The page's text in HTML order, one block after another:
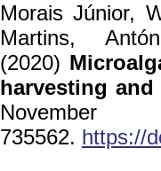
Morais Júnior,
Martins,
(2020)
harvesting
735562. https://